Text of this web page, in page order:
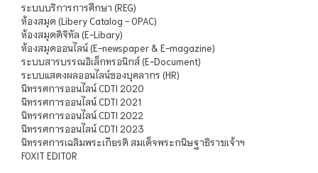
ระบบบริการการศึกษา (REG)
ห้องสมุด (Libery Catalog - OPAC)
ห้องสมุดดิจิทัล (E-Libary)
ห้องสมุดออนไลน์ (E-newspaper & E-magazine)
ระบบสารบรรณอิเล็กทรอนิกส์ (E-Document)
ระบบแสดงผลออนไลน์ของบุคลากร (HR)
นิทรรศการออนไลน์ CDTI 2020
นิทรรศการออนไลน์ CDTI 2021
นิทรรศการออนไลน์ CDTI 2022
นิทรรศการออนไลน์ CDTI 2023
นิทรรศการเฉลิมพระเกียรติ สมเด็จพระกนิษฐาธิราชเจ้าฯ
FOXIT EDITOR